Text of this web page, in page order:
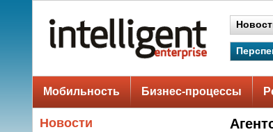
Мобильность Бизнес-процессы
Новости